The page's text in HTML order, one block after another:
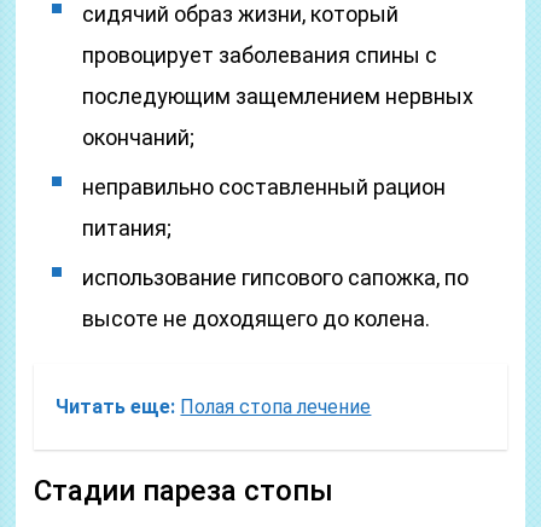
сидячий образ жизни, который
провоцирует заболевания спины с
последующим защемлением нервных
окончаний;
неправильно составленный рацион
питания;
использование гипсового сапожка, по
высоте не доходящего до колена.
Читать еще: Полая стопа лечение
Стадии пареза стопы